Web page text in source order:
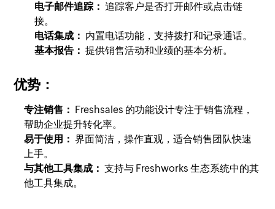
电子邮件追踪： 追踪客户是否打开邮件或点击链
接。
电话集成： 内置电话功能，支持拨打和记录通话。
基本报告： 提供销售活动和业绩的基本分析。
优势：
专注销售： Freshsales 的功能设计专注于销售流程，
帮助企业提升转化率。
易于使用： 界面简洁，操作直观，适合销售团队快速
上手。
与其他工具集成： 支持与 Freshworks 生态系统中的其
他工具集成。